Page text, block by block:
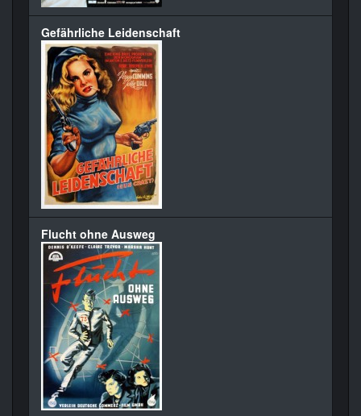
Gefährliche Leidenschaft
Flucht ohne Ausweg